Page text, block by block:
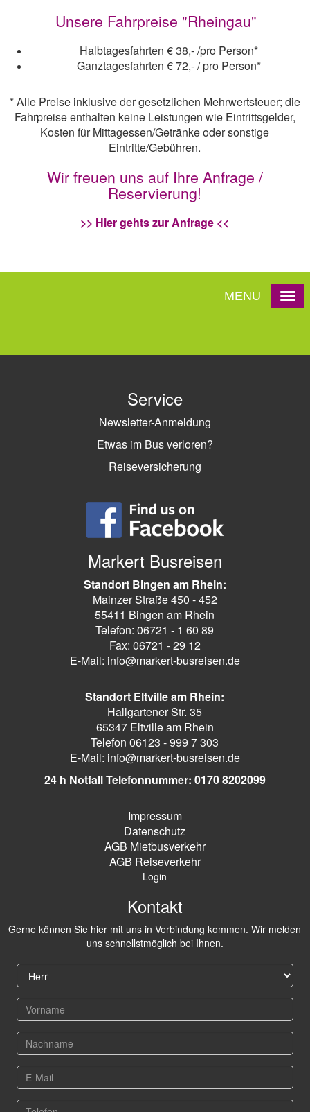
Unsere Fahrpreise "Rheingau"
Halbtagesfahrten € 38,- /pro Person*
Ganztagesfahrten € 72,- / pro Person*
* Alle Preise inklusive der gesetzlichen Mehrwertsteuer; die
Fahrpreise enthalten keine Leistungen wie Eintrittsgelder,
Kosten für Mittagessen/Getränke oder sonstige
Eintritte/Gebühren.
Wir freuen uns auf Ihre Anfrage /
Reservierung!
>> Hier gehts zur Anfrage <<
MENU
Service
Newsletter-Anmeldung
Etwas im Bus verloren?
Reiseversicherung
Markert Busreisen
Standort Bingen am Rhein:
Mainzer Straße 450 - 452
55411 Bingen am Rhein
Telefon: 06721 - 1 60 89
Fax: 06721 - 29 12
E-Mail: info@markert-busreisen.de
Standort Eltville am Rhein:
Hallgartener Str. 35
65347 Eltville am Rhein
Telefon 06123 - 999 7 303
E-Mail: info@markert-busreisen.de
24 h Notfall Telefonnummer: 0170 8202099
Impressum
Datenschutz
AGB Mietbusverkehr
AGB Reiseverkehr
Login
Kontakt
Gerne können Sie hier mit uns in Verbindung kommen. Wir melden
uns schnellstmöglich bei Ihnen.